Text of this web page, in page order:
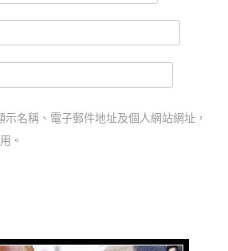
示名稱、電子郵件地址及個人網站網址，
。